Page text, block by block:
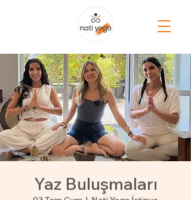
Yaz Buluşmaları